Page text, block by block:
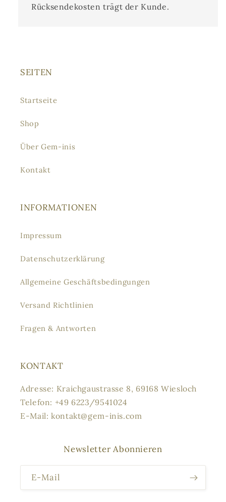
Rücksendekosten trägt der Kunde.
SEITEN
Startseite
Shop
Über Gem-inis
Kontakt
INFORMATIONEN
Impressum
Datenschutzerklärung
Allgemeine Geschäftsbedingungen
Versand Richtlinien
Fragen & Antworten
KONTAKT
Adresse: Kraichgaustrasse 8, 69168 Wiesloch
Telefon: +49 6223/9541024
E-Mail: kontakt@gem-inis.com
Newsletter Abonnieren
E-Mail